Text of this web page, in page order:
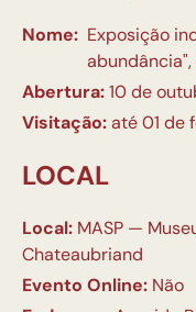
Nome: Exposição
Abertura:10 de
Visitação:até 01 de
LOCAL
Local: MASP —
Chateaubriand
Evento Online: Não